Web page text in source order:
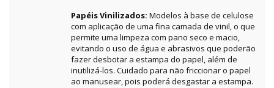
Papéis Vinilizados: Modelos à base de celulose
com aplicação de uma fina camada de vinil, o que
permite uma limpeza com pano seco e macio,
evitando o uso de água e abrasivos que poderão
fazer desbotar a estampa do papel, além de
inutilizá-los. Cuidado para não friccionar o papel
ao manusear, pois poderá desgastar a estampa.